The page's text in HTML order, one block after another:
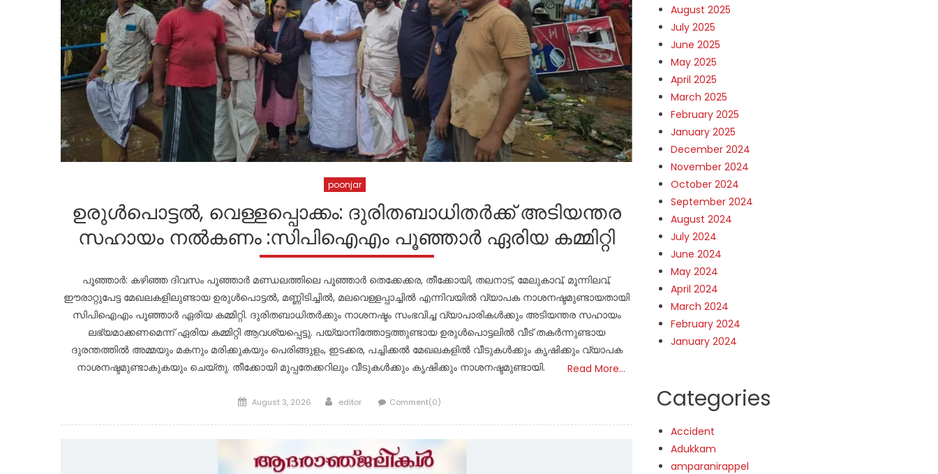
poonjar
ഉരുൾപൊട്ടൽ, വെള്ളപ്പൊക്കം: ദുരിതബാധിതർക്ക് അടിയന്തര
സഹായം നൽകണം :സിപിഐഎം പൂഞ്ഞാർ ഏരിയ കമ്മിറ്റി
പൂഞ്ഞാർ: കഴിഞ്ഞ ദിവസം പൂഞ്ഞാർ മണ്ഡലത്തിലെ പൂഞ്ഞാർ തെക്കേക്കര, തീക്കോയി, തലനാട്, മേലുകാവ്, മൂന്നിലവ്,
ഈരാറ്റുപേട്ട മേഖലകളിലുണ്ടായ ഉരുൾപൊട്ടൽ, മണ്ണിടിച്ചിൽ, മലവെള്ളപ്പാച്ചിൽ എന്നിവയിൽ വ്യാപക നാശനഷ്ടമുണ്ടായതായി
സിപിഐഎം പൂഞ്ഞാർ ഏരിയ കമ്മിറ്റി. ദുരിതബാധിതർക്കും നാശനഷ്ടം സംഭവിച്ച വ്യാപാരികൾക്കും അടിയന്തര സഹായം
ലഭ്യമാക്കണമെന്ന് ഏരിയ കമ്മിറ്റി ആവശ്യപ്പെട്ടു. പയ്യാനിത്തോട്ടത്തുണ്ടായ ഉരുൾപൊട്ടലിൽ വീട് തകർന്നുണ്ടായ
ദുരന്തത്തിൽ അമ്മയും മകനും മരിക്കുകയും പെരിങ്ങുളം, ഇടക്കര, പച്ചിക്കൽ മേഖലകളിൽ വീടുകൾക്കും കൃഷിക്കും വ്യാപക
നാശനഷ്ടമുണ്ടാകുകയും ചെയ്തു. തീക്കോയി മുപ്പതേക്കറിലും വീടുകൾക്കും കൃഷിക്കും നാശനഷ്ടമുണ്ടായി.
Read More…
Posted
August 3, 2026 Author
editor Comment(0)
August 2025
July 2025
June 2025
May 2025
April 2025
March 2025
February 2025
January 2025
December 2024
November 2024
October 2024
September 2024
August 2024
July 2024
June 2024
May 2024
April 2024
March 2024
February 2024
January 2024
Categories
Accident
Adukkam
amparanirappel